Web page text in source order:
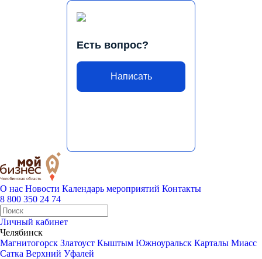
Есть вопрос?
Написать
О нас Новости Календарь мероприятий Контакты
8 800 350 24 74
Личный кабинет
Челябинск
Магнитогорск Златоуст Кыштым Южноуральск Карталы Миасс
Сатка Верхний Уфалей